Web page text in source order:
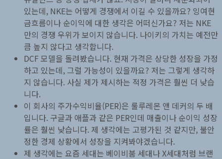
있는데, NKE는 어떻게 경쟁에서 이길 수 있을까요? 잉여현
금흐름이나 순이익에 대한 생각은 어떠신가요? 저는 NKE
만의 경쟁 우위가 보이지 않습니다. 나이키의 가치는 예전만
큼 높지 않다고 생각합니다.
DCF 모델을 돌려봤습니다. 현재 가격은 상당한 성장을 가정
하고 있는데, 그럴 가능성이 있을까요? 저는 그렇게 생각하
지 않습니다. 사실 제가 제시하는 적정 가격은 훨씬 더 낮습
니다.
이 회사의 주가수익비율(PER)은 룰루레몬 앤 데커의 두 배
입니다. 구글과 애플과 같은 PER인데 매출이나 순이익 성장
률은 훨씬 낮습니다. 제 생각에는 고평가된 것 같지만, 불안
정한 경제 상황에서 성장을 지켜봐야겠습니다.
제 생각에는 요즘 세대는 베이비붐 세대나 X세대처럼 브랜